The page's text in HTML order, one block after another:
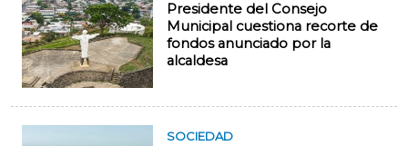
Presidente del Consejo
Municipal cuestiona recorte de
fondos anunciado por la
alcaldesa
SOCIEDAD